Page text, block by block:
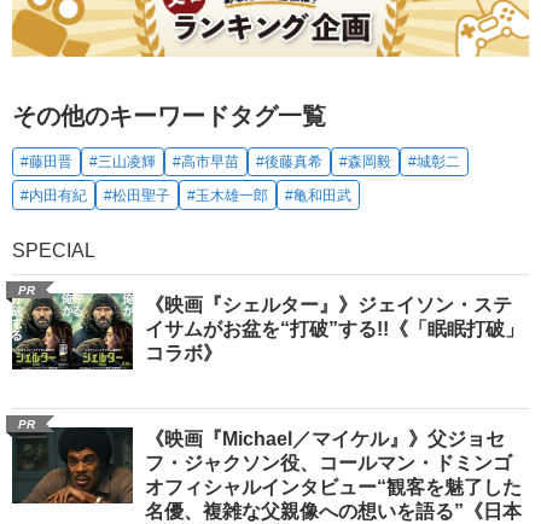
その他のキーワードタグ一覧
#藤田晋 #三山凌輝 #高市早苗 #後藤真希 #森岡毅
#城彰二
#内田有紀
#松田聖子 #玉木雄一郎 #亀和田武
SPECIAL
PR
《映画『シェルター』》ジェイソン・ステ
イサムがお盆を“打破”する!!《「眠眠打破」
コラボ》
PR
《映画『Michael／マイケル』》父ジョセ
フ・ジャクソン役、コールマン・ドミンゴ
オフィシャルインタビュー“観客を魅了した
名優、複雑な父親像への想いを語る”《日本